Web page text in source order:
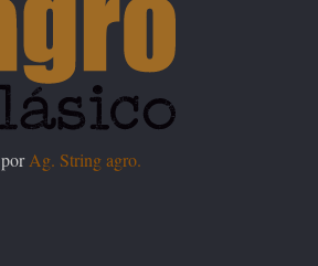
porAg. String agro.